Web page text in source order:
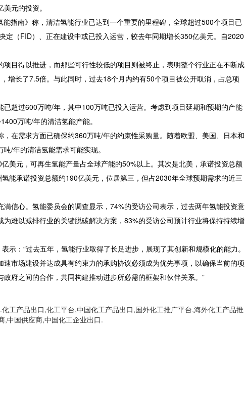
元的投资。
指南》称，清洁氢能行业已达到一个重要的里程碑，全球超过500个项目已
定（FID）、正在建设中或已投入运营，较去年同期增长350亿美元。自2020
目得以推进，而那些可行性较低的项目则被终止，表明整个行业正在不断成
增长了7.5倍。与此同时，过去18个月内约有50个项目被公开取消，占总项
超过600万吨/年，其中100万吨已投入运营。考虑到项目延期和预期的产能
万吨/年的清洁氢能产能。
在需求方面已确保约360万吨/年的约束性采购量。随着欧盟、美国、日本和
/年的清洁氢能需求可能实现。
美元，可再生氢能产量占全球产能的50%以上。其次是北美，承诺投资总额
能承诺投资总额约190亿美元，位居第三，但占2030年全球预期需求的近三
信心。氢能委员会的调查显示，74%的受访公司表示，过去两年氢能投资意
难以减排行业的关键脱碳解决方案，83%的受访公司预计行业将保持持续增
示：“过去五年，氢能行业取得了长足进步，展现了其创新和规模化的能力。
市场建设并达成具有约束力的承购协议必须成为优先事项，以确保当前的项
府之间的合作，共同构建推动进步所必需的框架和伙伴关系。”
工产品出口,化工平台,中国化工产品出口,国外化工推广平台,海外化工产品推
,中国供应商,中国化工企业出口.